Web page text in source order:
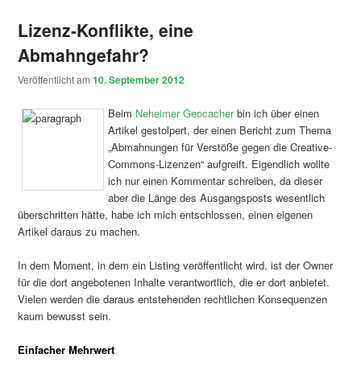
Lizenz-Konflikte, eine
Abmahngefahr?
Veröffentlicht am10. September 2012
Beim Neheimer Geocacherbin ich über einen
Artikel gestolpert, der einen Bericht zum Thema
„Abmahnungen für Verstöße gegen die Creative-
Commons-Lizenzen“ aufgreift. Eigendlich wollte
ich nur einen Kommentar schreiben, da dieser
aber die Länge des Ausgangsposts wesentlich
überschritten hätte, habe ich mich entschlossen, einen eigenen
Artikel daraus zu machen.
In dem Moment, in dem ein Listing veröffentlicht wird, ist der Owner
für die dort angebotenen Inhalte verantwortlich, die er dort anbietet.
Vielen werden die daraus entstehenden rechtlichen Konsequenzen
kaum bewusst sein.
Einfacher Mehrwert